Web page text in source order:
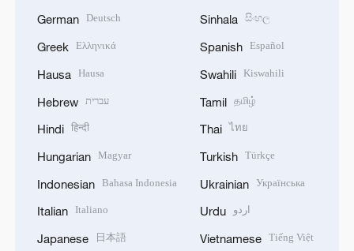
German Deutsch
Greek Ελληνικά
Hausa Hausa
Hebrew עברית
Hindi हिन्दी
Hungarian Magyar
Indonesian Bahasa Indonesia
Italian Italiano
Japanese 日本語
Sinhala සිංහල
Spanish Español
Swahili Kiswahili
Tamil தமிழ்
Thai ไทย
Turkish Türkçe
Ukrainian Українська
Urdu اردو
Vietnamese Tiếng Việt